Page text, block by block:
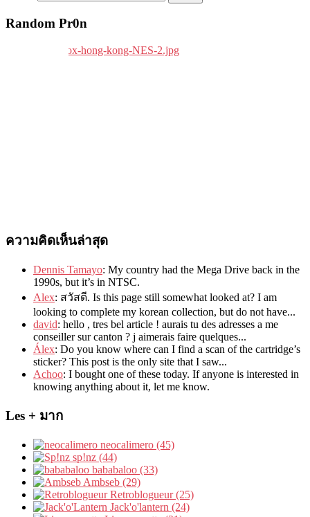
Random Pr0n
ความคิดเห็นล่าสุด
Dennis Tamayo: My country had the Mega Drive back in the
1990s, but it’s in NTSC.
Alex: สวัสดี. Is this page still somewhat looked at? I am
looking to complete my korean collection, but do not have...
david: hello , tres bel article ! aurais tu des adresses a me
conseiller sur canton ? j aimerais faire quelques...
Álex: Do you know where can I find a scan of the cartridge’s
sticker? This post is the only site that I saw...
Achoo: I bought one of these today. If anyone is interested in
knowing anything about it, let me know.
Les + มาก
neocalimero (45)
sp!nz (44)
bababaloo (33)
Ambseb (29)
Retroblogueur (25)
Jack'o'lantern (24)